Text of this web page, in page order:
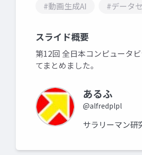
#動画生成AI
#データ
スライド概要
第12回 全日本コンピュータ
てまとめました。
あるふ
@alfredplpl
サラリーマン研